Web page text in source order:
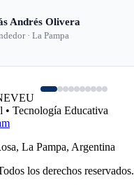
Andrés Olivera
· La Pampa
Tecnología Educativa
La Pampa, Argentina
los derechos reservados.